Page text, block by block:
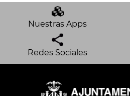
Nuestras Apps
Redes Sociales